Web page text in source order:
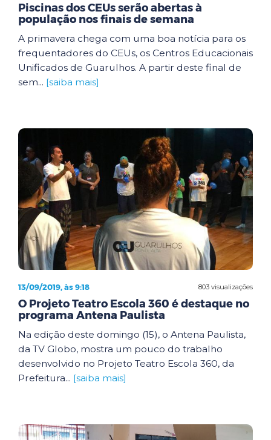
Piscinas dos CEUs serão abertas à
população nos finais de semana
A primavera chega com uma boa notícia para os
frequentadores do CEUs, os Centros Educacionais
Unificados de Guarulhos. A partir deste final de
sem... [saiba mais]
803 visualizações
13/09/2019, às 9:18
O Projeto Teatro Escola 360 é destaque no
programa Antena Paulista
Na edição deste domingo (15), o Antena Paulista,
da TV Globo, mostra um pouco do trabalho
desenvolvido no Projeto Teatro Escola 360, da
Prefeitura... [saiba mais]